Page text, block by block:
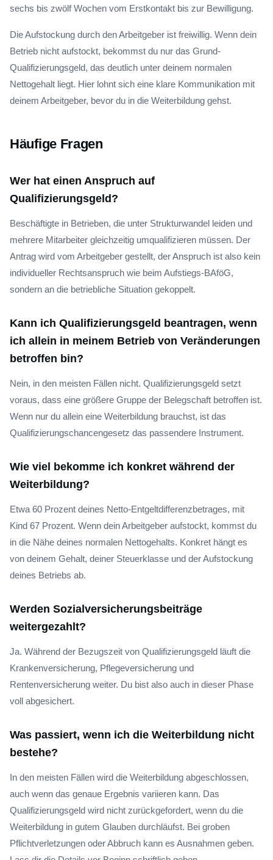
sechs bis zwölf Wochen vom Erstkontakt bis zur Bewilligung.
Die Aufstockung durch den Arbeitgeber ist freiwillig. Wenn dein
Betrieb nicht aufstockt, bekommst du nur das Grund-
Qualifizierungsgeld, das deutlich unter deinem normalen
Nettogehalt liegt. Hier lohnt sich eine klare Kommunikation mit
deinem Arbeitgeber, bevor du in die Weiterbildung gehst.
Häufige Fragen
Wer hat einen Anspruch auf
Qualifizierungsgeld?
Beschäftigte in Betrieben, die unter Strukturwandel leiden und
mehrere Mitarbeiter gleichzeitig umqualifizieren müssen. Der
Antrag wird vom Arbeitgeber gestellt, der Anspruch ist also kein
individueller Rechtsanspruch wie beim Aufstiegs-BAföG,
sondern an die betriebliche Situation gekoppelt.
Kann ich Qualifizierungsgeld beantragen, wenn
ich allein in meinem Betrieb von Veränderungen
betroffen bin?
Nein, in den meisten Fällen nicht. Qualifizierungsgeld setzt
voraus, dass eine größere Gruppe der Belegschaft betroffen ist.
Wenn nur du allein eine Weiterbildung brauchst, ist das
Qualifizierungschancengesetz das passendere Instrument.
Wie viel bekomme ich konkret während der
Weiterbildung?
Etwa 60 Prozent deines Netto-Entgeltdifferenzbetrages, mit
Kind 67 Prozent. Wenn dein Arbeitgeber aufstockt, kommst du
in die Nähe deines normalen Nettogehalts. Konkret hängt es
von deinem Gehalt, deiner Steuerklasse und der Aufstockung
deines Betriebs ab.
Werden Sozialversicherungsbeiträge
weitergezahlt?
Ja. Während der Bezugszeit von Qualifizierungsgeld läuft die
Krankenversicherung, Pflegeversicherung und
Rentenversicherung weiter. Du bist also auch in dieser Phase
voll abgesichert.
Was passiert, wenn ich die Weiterbildung nicht
bestehe?
In den meisten Fällen wird die Weiterbildung abgeschlossen,
auch wenn das genaue Ergebnis variieren kann. Das
Qualifizierungsgeld wird nicht zurückgefordert, wenn du die
Weiterbildung in gutem Glauben durchläufst. Bei groben
Pflichtverletzungen oder Abbruch kann es Ausnahmen geben.